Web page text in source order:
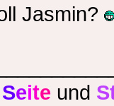
Jasmin?
Seite und